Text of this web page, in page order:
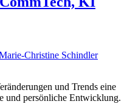
Christine Schindler
und Trends eine
und persönliche Entwicklung.